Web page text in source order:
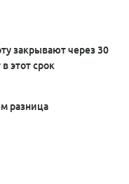
закрывают через 30
этот срок
разница